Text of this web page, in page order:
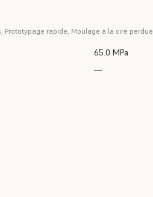
rapide, Moulage à la cire perdue
65.0 MPa
—